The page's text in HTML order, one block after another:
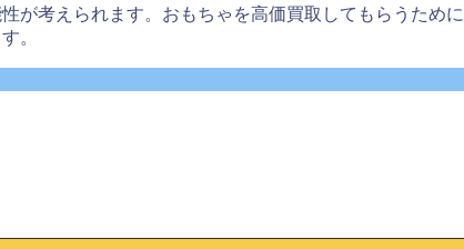
が考えられます。おもちゃを高価買取してもらうため
。